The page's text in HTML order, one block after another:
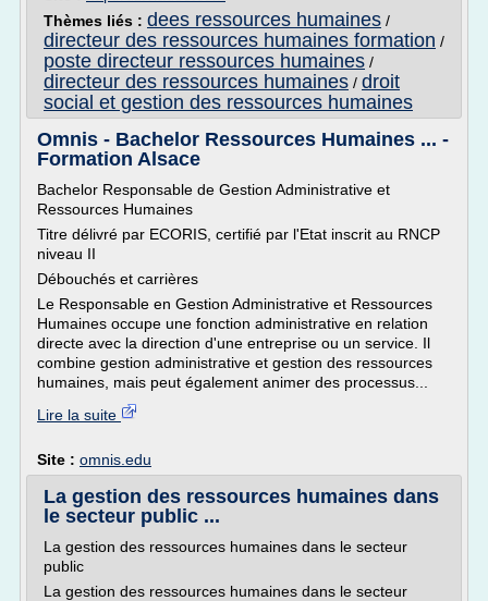
Thèmes liés : dees ressources humaines /
directeur des ressources humaines formation /
poste directeur ressources humaines /
directeur des ressources humaines / droit
social et gestion des ressources humaines
Omnis - Bachelor Ressources Humaines ... -
Formation Alsace
Bachelor Responsable de Gestion Administrative et
Ressources Humaines
Titre délivré par ECORIS, certifié par l'Etat inscrit au RNCP
niveau II
Débouchés et carrières
Le Responsable en Gestion Administrative et Ressources
Humaines occupe une fonction administrative en relation
directe avec la direction d'une entreprise ou un service. Il
combine gestion administrative et gestion des ressources
humaines, mais peut également animer des processus...
Lire la suite
Site : omnis.edu
La gestion des ressources humaines dans
le secteur public ...
La gestion des ressources humaines dans le secteur
public
La gestion des ressources humaines dans le secteur